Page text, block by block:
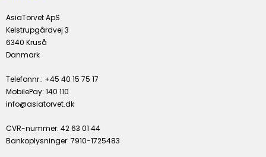
AsiaTorvet ApS
Kelstrupgårdvej 3
6340 Kruså
Danmark
Telefonnr.: +45 40 15 75 17
MobilePay: 140 110
info@asiatorvet.dk
CVR-nummer: 42 63 01 44
Bankoplysninger: 7910-1725483